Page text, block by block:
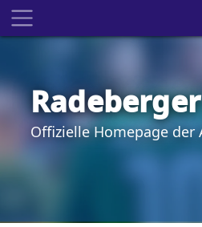
Radeberger
Offizielle Homepage